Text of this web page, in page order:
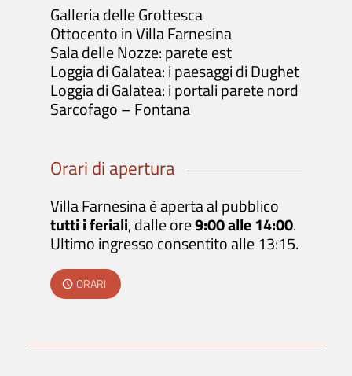
Galleria delle Grottesca
Ottocento in Villa Farnesina
Sala delle Nozze: parete est
Loggia di Galatea: i paesaggi di Dughet
Loggia di Galatea: i portali parete nord
Sarcofago – Fontana
Orari di apertura
Villa Farnesina è aperta al pubblico
tutti i feriali, dalle ore9:00 alle 14:00.
Ultimo ingresso consentito alle 13:15.
ORARI